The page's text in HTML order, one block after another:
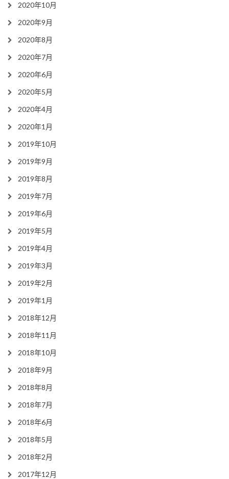
2020年10月
2020年9月
2020年8月
2020年7月
2020年6月
2020年5月
2020年4月
2020年1月
2019年10月
2019年9月
2019年8月
2019年7月
2019年6月
2019年5月
2019年4月
2019年3月
2019年2月
2019年1月
2018年12月
2018年11月
2018年10月
2018年9月
2018年8月
2018年7月
2018年6月
2018年5月
2018年2月
2017年12月